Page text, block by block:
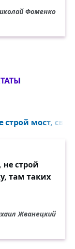
Фоменко
мост,
строй
там таких
Жванецкий